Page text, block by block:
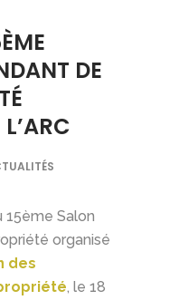
DE
15ème Salon
organisé
des
, le 18